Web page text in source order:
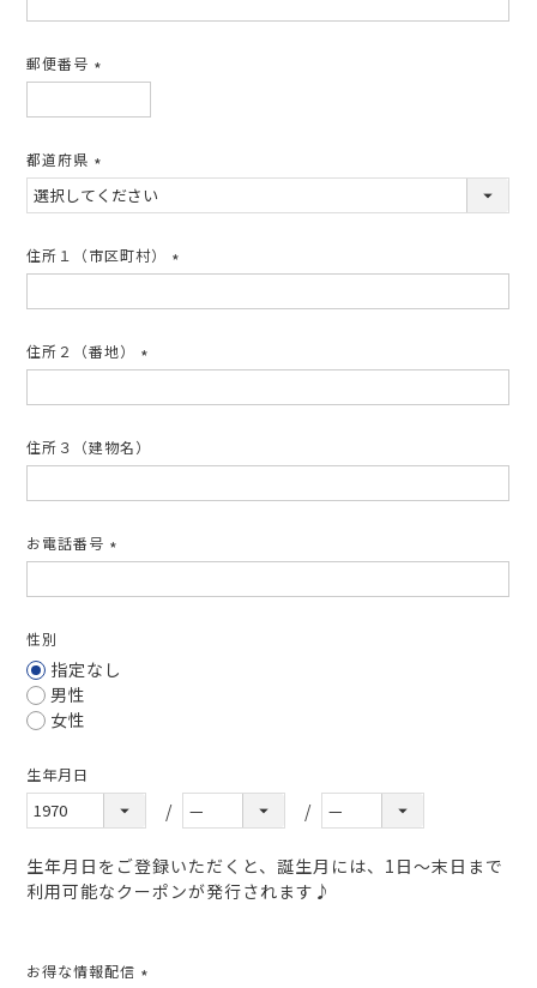
須)
郵便番号
須)
都道府県
(必
須)
住所１（市区町村）
須)
住所２（番地）
須)
住所３（建物名）
お電話番号
須)
性別
指定なし
男性
女性
生年月日
生年月日をご登録いただくと、誕生月には、1日～末日まで
利用可能なクーポンが発行されます♪
お得な情報配信